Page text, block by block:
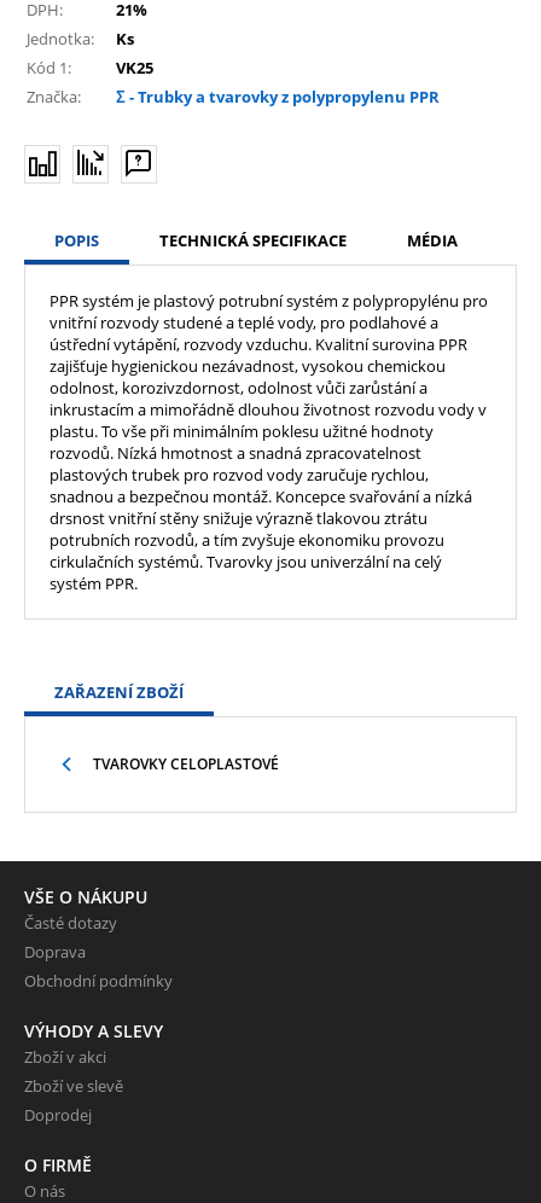
DPH:
21%
Jednotka:
Ks
Kód 1:
VK25
Značka:
Σ - Trubky a tvarovky z polypropylenu PPR
POPIS TECHNICKÁ SPECIFIKACE MÉDIA
PPR systém je plastový potrubní systém z polypropylénu pro
vnitřní rozvody studené a teplé vody, pro podlahové a
ústřední vytápění, rozvody vzduchu. Kvalitní surovina PPR
zajišťuje hygienickou nezávadnost, vysokou chemickou
odolnost, korozivzdornost, odolnost vůči zarůstání a
inkrustacím a mimořádně dlouhou životnost rozvodu vody v
plastu. To vše při minimálním poklesu užitné hodnoty
rozvodů. Nízká hmotnost a snadná zpracovatelnost
plastových trubek pro rozvod vody zaručuje rychlou,
snadnou a bezpečnou montáž. Koncepce svařování a nízká
drsnost vnitřní stěny snižuje výrazně tlakovou ztrátu
potrubních rozvodů, a tím zvyšuje ekonomiku provozu
cirkulačních systémů. Tvarovky jsou univerzální na celý
systém PPR.
ZAŘAZENÍ ZBOŽÍ
TVAROVKY CELOPLASTOVÉ
VŠE O NÁKUPU
Časté dotazy
Doprava
Obchodní podmínky
VÝHODY A SLEVY
Zboží v akci
Zboží ve slevě
Doprodej
O FIRMĚ
O nás